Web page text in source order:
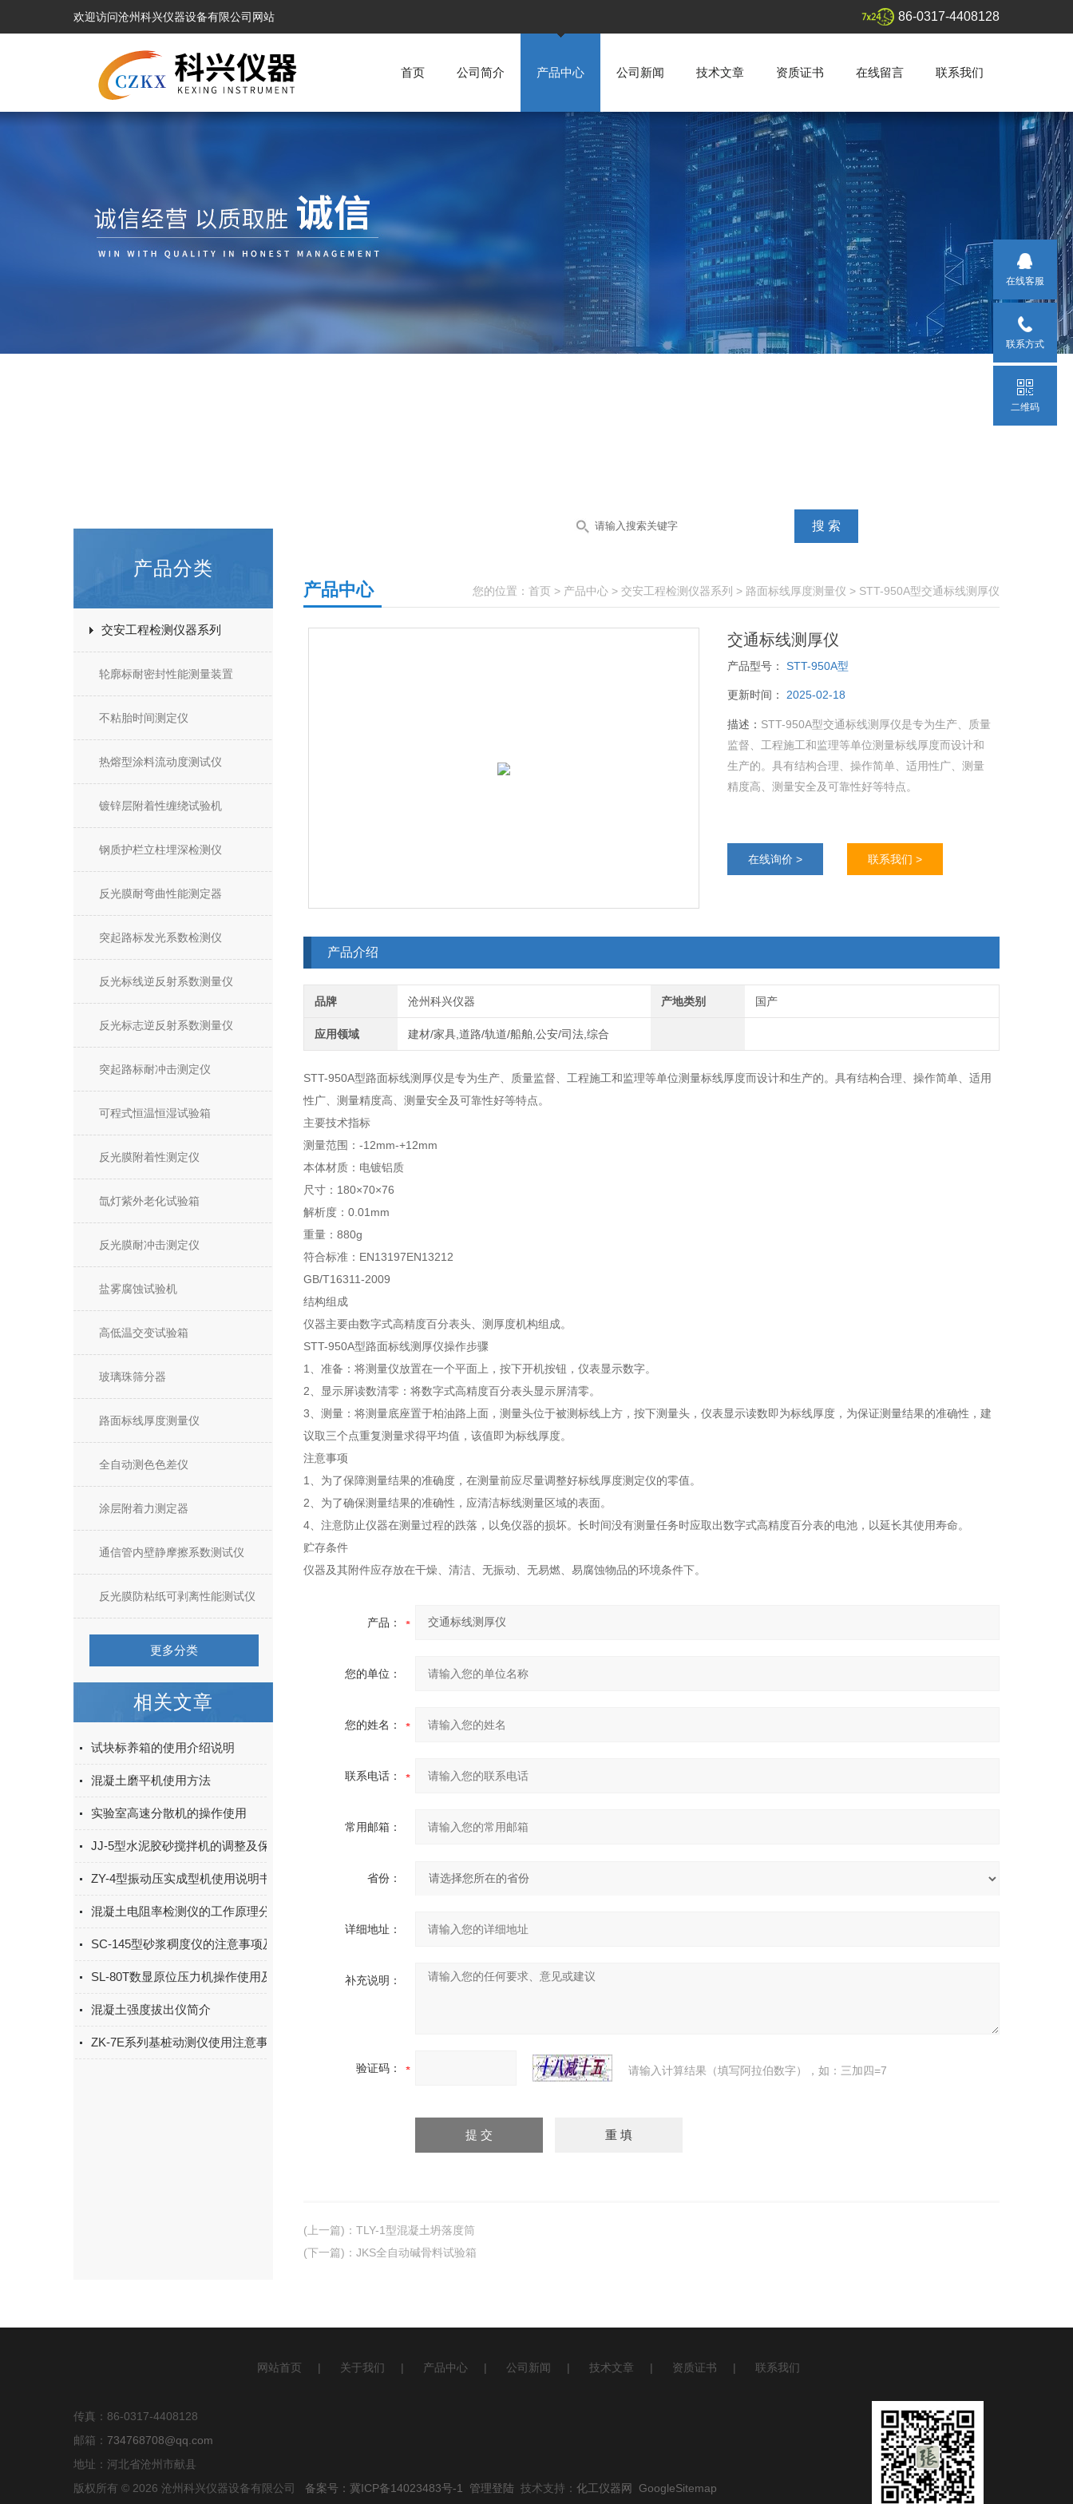
欢迎访问沧州科兴仪器设备有限公司网站 86-0317-4408128
首页 公司简介 产品中心 公司新闻 技术文章 资质证书 在线留言 联系我们
产品分类
交安工程检测仪器系列
轮廓标耐密封性能测量装置
不粘胎时间测定仪
热熔型涂料流动度测试仪
镀锌层附着性缠绕试验机
钢质护栏立柱埋深检测仪
反光膜耐弯曲性能测定器
突起路标发光系数检测仪
反光标线逆反射系数测量仪
反光标志逆反射系数测量仪
突起路标耐冲击测定仪
可程式恒温恒湿试验箱
反光膜附着性测定仪
氙灯紫外老化试验箱
反光膜耐冲击测定仪
盐雾腐蚀试验机
高低温交变试验箱
玻璃珠筛分器
路面标线厚度测量仪
全自动测色色差仪
涂层附着力测定器
通信管内壁静摩擦系数测试仪
反光膜防粘纸可剥离性能测试仪
更多分类
相关文章
试块标养箱的使用介绍说明
混凝土磨平机使用方法
实验室高速分散机的操作使用
JJ-5型水泥胶砂搅拌机的调整及保养
ZY-4型振动压实成型机使用说明书
混凝土电阻率检测仪的工作原理分析
SC-145型砂浆稠度仪的注意事项及使用
SL-80T数显原位压力机操作使用及保养
混凝土强度拔出仪简介
ZK-7E系列基桩动测仪使用注意事项及故障排除
您的位置： 首页 > 产品中心 > 交安工程检测仪器系列 > 路面标线厚度测量仪 > STT-950A型交通标线测厚仪
产品中心
交通标线测厚仪
产品型号： STT-950A型
更新时间： 2025-02-18
描述： STT-950A型交通标线测厚仪是专为生产、质量
监督、工程施工和监理等单位测量标线厚度而设计和
生产的。具有结构合理、操作简单、适用性广、测量
精度高、测量安全及可靠性好等特点。
在线询价 > 联系我们 >
产品介绍
品牌 沧州科兴仪器 产地类别 国产
应用领域 建材/家具,道路/轨道/船舶,公安/司法,综合
STT-950A型路面标线测厚仪是专为生产、质量监督、工程施工和监理等单位测量标线厚度而设计和生产的。具有结构合理、操作简单、适用
性广、测量精度高、测量安全及可靠性好等特点。
主要技术指标
测量范围：-12mm-+12mm
本体材质：电镀铝质
尺寸：180×70×76
解析度：0.01mm
重量：880g
符合标准：EN13197EN13212
GB/T16311-2009
结构组成
仪器主要由数字式高精度百分表头、测厚度机构组成。
STT-950A型路面标线测厚仪操作步骤
1、准备：将测量仪放置在一个平面上，按下开机按钮，仪表显示数字。
2、显示屏读数清零：将数字式高精度百分表头显示屏清零。
3、测量：将测量底座置于柏油路上面，测量头位于被测标线上方，按下测量头，仪表显示读数即为标线厚度，为保证测量结果的准确性，建
议取三个点重复测量求得平均值，该值即为标线厚度。
注意事项
1、为了保障测量结果的准确度，在测量前应尽量调整好标线厚度测定仪的零值。
2、为了确保测量结果的准确性，应清洁标线测量区域的表面。
4、注意防止仪器在测量过程的跌落，以免仪器的损坏。长时间没有测量任务时应取出数字式高精度百分表的电池，以延长其使用寿命。
贮存条件
仪器及其附件应存放在干燥、清洁、无振动、无易燃、易腐蚀物品的环境条件下。
产品：
您的单位：
您的姓名：
联系电话：
常用邮箱：
省份：
详细地址：
补充说明：
验证码： 请输入计算结果（填写阿拉伯数字），如：三加四=7
(上一篇) ： TLY-1型混凝土坍落度筒
(下一篇) ： JKS全自动碱骨料试验箱
网站首页 | 关于我们 | 产品中心 | 公司新闻 | 技术文章 | 资质证书 | 联系我们
传真：86-0317-4408128
邮箱： 734768708@qq.com
地址：河北省沧州市献县
版权所有 © 2026 沧州科兴仪器设备有限公司 备案号：冀ICP备14023483号-1 管理登陆 技术支持： 化工仪器网 GoogleSitemap
在线客服
联系方式
二维码